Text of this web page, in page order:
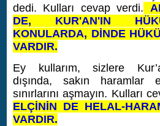
dedi. Kulları cevap verdi.
DE, KUR'AN'IN
KONULARDA, DİNDE
VARDIR.
Ey kullarım, sizlere
dışında, sakın haramlar
sınırlarını aşmayın. Kulları
ELÇİNİN DE HELAL-
VARDIR.